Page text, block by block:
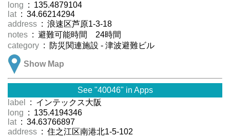
long : 135.4879104
lat : 34.66214294
address : 浪速区芦原1-3-18
notes : 避難可能時間 24時間
category : 防災関連施設 - 津波避難ビル
Show Map
See "40046" in Apps
label
: インテックス大阪
long : 135.4194346
lat : 34.63766897
address : 住之江区南港北1-5-102